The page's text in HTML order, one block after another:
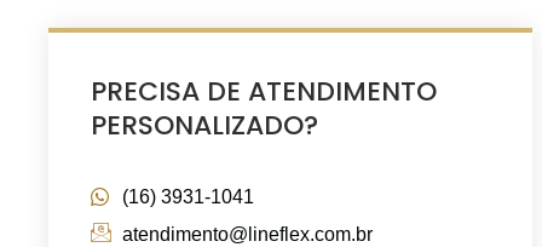
PRECISA DE ATENDIMENTO
PERSONALIZADO?
(16) 3931-1041
atendimento@lineflex.com.br